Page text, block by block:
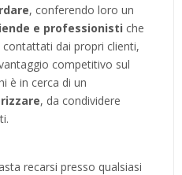
, conferendo loro un
e professionisti che
dai propri clienti,
competitivo sul
è in cerca di un
, da condividere
recarsi presso qualsiasi